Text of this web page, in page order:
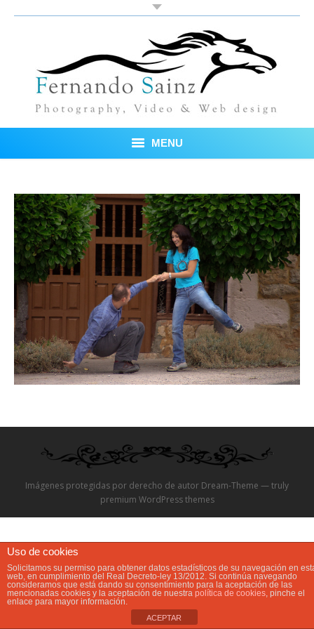
MENU
Fotos
Blog
Sobre mí
Testimonios
Video
Preguntas?
Imágenes protegidas por derecho de autor Dream-Theme — truly
premium WordPress themes
Uso de cookies
Solicitamos su permiso para obtener datos estadísticos de su navegación en
web, en cumplimiento del Real Decreto-ley 13/2012. Si continúa navegando
consideramos que está dando su consentimiento para la aceptación de las
mencionadas cookies y la aceptación de nuestra política de cookies, pinche el
enlace para mayor información.
ACEPTAR